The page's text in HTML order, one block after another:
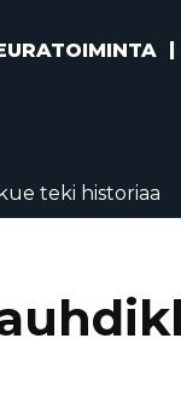
teki historiaa